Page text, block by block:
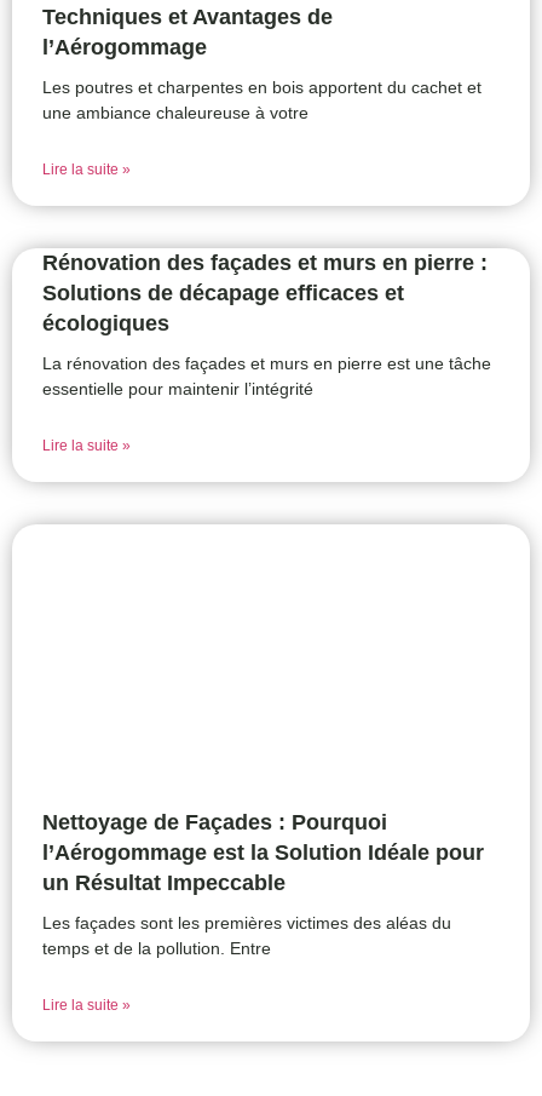
Techniques et Avantages de
l’Aérogommage
Les poutres et charpentes en bois apportent du cachet et
une ambiance chaleureuse à votre
Lire la suite »
Rénovation des façades et murs en pierre :
Solutions de décapage efficaces et
écologiques
La rénovation des façades et murs en pierre est une tâche
essentielle pour maintenir l’intégrité
Lire la suite »
Nettoyage de Façades : Pourquoi
l’Aérogommage est la Solution Idéale pour
un Résultat Impeccable
Les façades sont les premières victimes des aléas du
temps et de la pollution. Entre
Lire la suite »